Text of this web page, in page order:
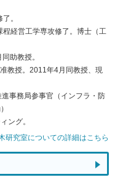
。
経営工学専攻修了。博士（工
助教授。
教授。2011年4月同教授、現
事務局参事官（インフラ・防
ング。
研究室についての詳細はこちら